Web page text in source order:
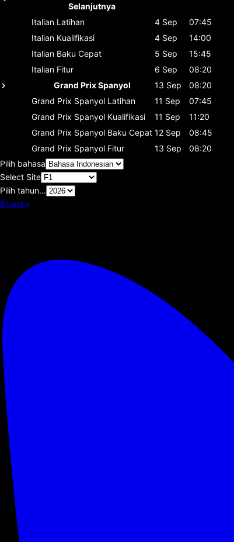
Selanjutnya
Italian Latihan 4 Sep
07:45
Italian Kualifikasi 4 Sep
14:00
Italian Baku Cepat 5 Sep
15:45
Italian Fitur 6 Sep
08:20
Grand Prix Spanyol
13 Sep
08:20
Grand Prix Spanyol Latihan 11 Sep
07:45
Grand Prix Spanyol Kualifikasi 11 Sep
11:20
Grand Prix Spanyol Baku Cepat 12 Sep
08:45
Grand Prix Spanyol Fitur 13 Sep
08:20
Pilih bahasa
Select Site
Pilih tahun...
Bluesky